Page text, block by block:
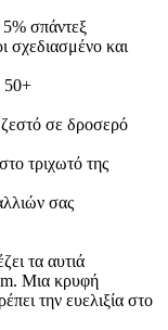
σπάντεξ
σχεδιασμένο και
50+
ζεστό σε δροσερό
τριχωτό της
σας
τα αυτιά
Μια κρυφή
την ευελιξία στο